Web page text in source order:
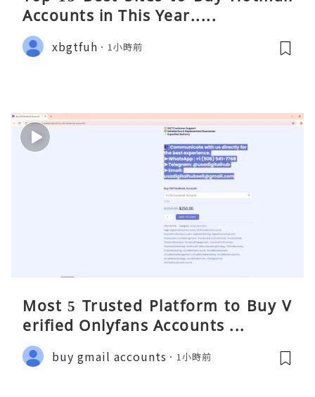
Accounts in This Year.....
xbgtfuh 1小時前
Most 5 Trusted Platform to Buy V
erified Onlyfans Accounts ...
buy gmail accounts 1小時前